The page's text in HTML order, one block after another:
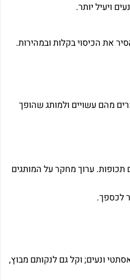
ויעיל יותר.
את הכיסוי בקלות ובמהירות.
מהם עשויים ולמותג שהופך
תכופות. ערוך מחקר על המותגים
לכספך.
ונעים; וקל גם לנקותם מבוץ,